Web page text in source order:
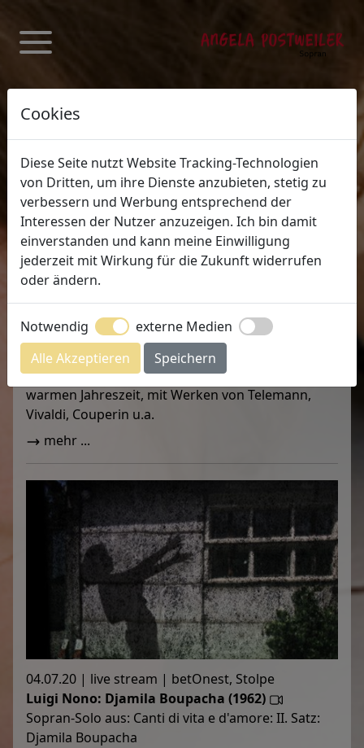
03.07.2022 | Lietzenseekirche Berlin
Sommerluft
Sommerprogramm mit Concerto Zampogna
Geschichten, Bilder und Natureindrücke der
warmen Jahreszeit, mit Werken von Telemann,
Vivaldi, Couperin u.a.
mehr ...
04.07.20 | live stream | betOnest, Stolpe
Luigi Nono: Djamila Boupacha (1962)
Sopran-Solo aus: Canti di vita e d'amore: II. Satz:
Djamila Boupacha
Cookies
Diese Seite nutzt Website Tracking-Technologien
von Dritten, um ihre Dienste anzubieten, stetig zu
verbessern und Werbung entsprechend der
Interessen der Nutzer anzuzeigen. Ich bin damit
einverstanden und kann meine Einwilligung
jederzeit mit Wirkung für die Zukunft widerrufen
oder ändern.
Notwendig
externe Medien
Alle Akzeptieren
Speichern